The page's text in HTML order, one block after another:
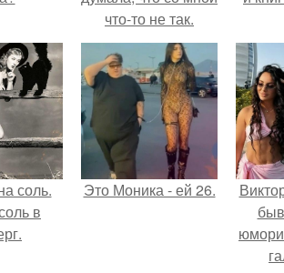
что-то не так.
соль.
в
Это Моника - ей 26.